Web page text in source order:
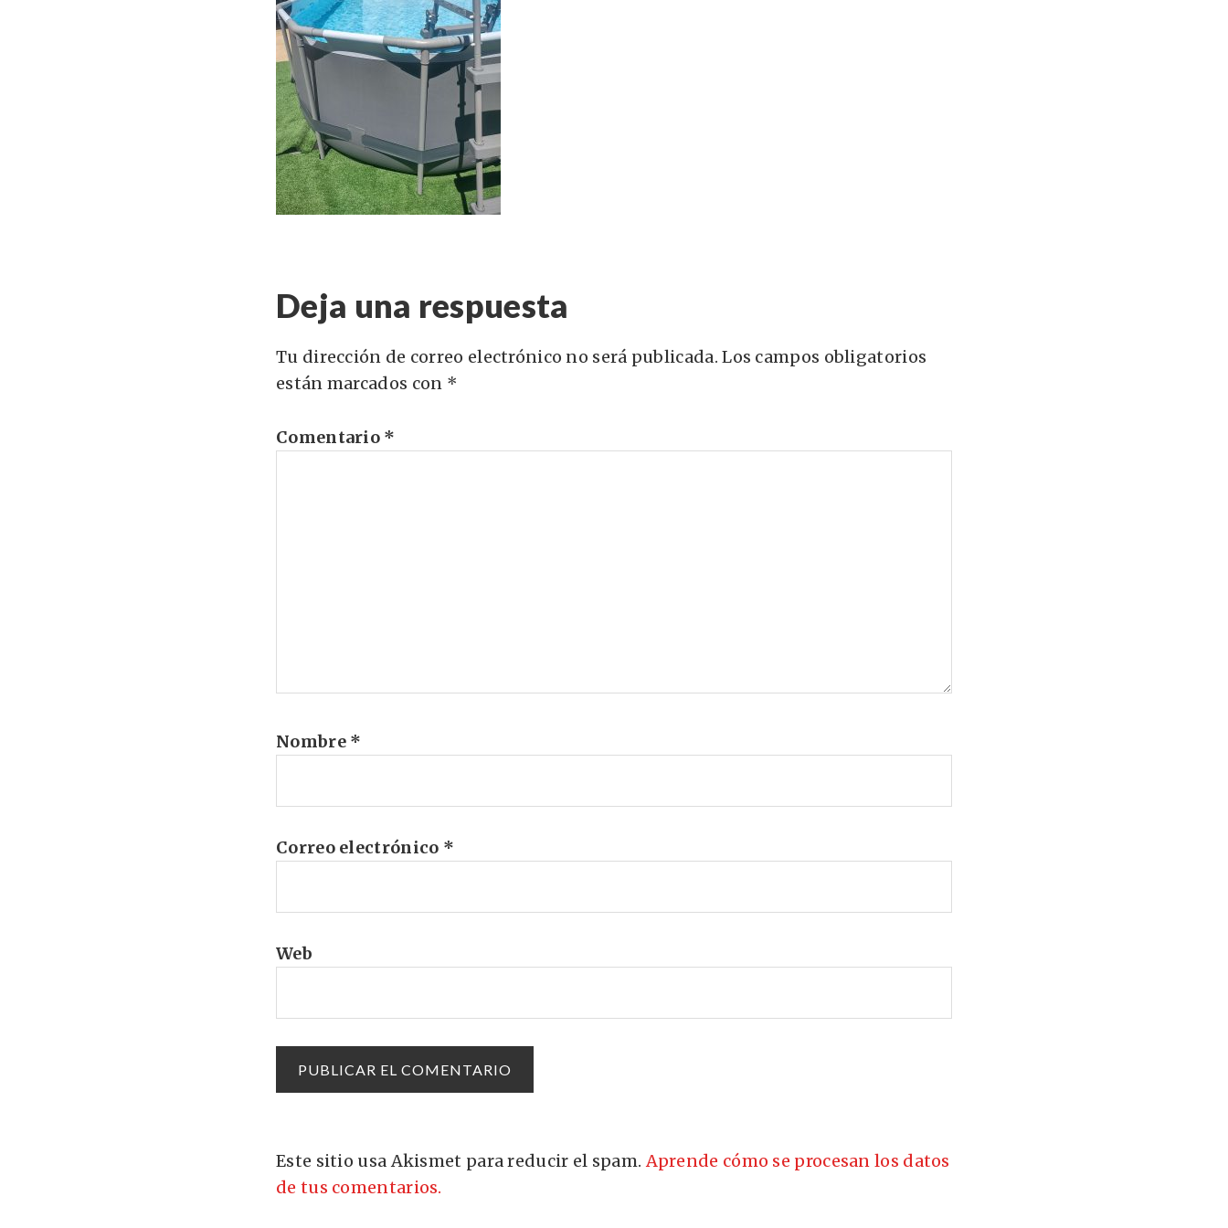
Deja una respuesta
Tu dirección de correo electrónico no será publicada. Los campos obligatorios
están marcados con *
Comentario *
Nombre *
Correo electrónico *
Web
Este sitio usa Akismet para reducir el spam.Aprende cómo se procesan los datos
de tus comentarios.